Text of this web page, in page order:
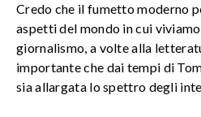
Credo che il fumetto moderno
aspetti del mondo in cui
giornalismo, a volte alla
importante che dai tempi di
sia allargata lo spettro degli